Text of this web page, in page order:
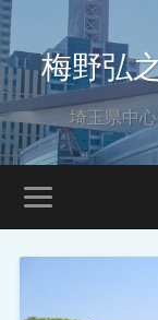
梅野弘
埼玉県中